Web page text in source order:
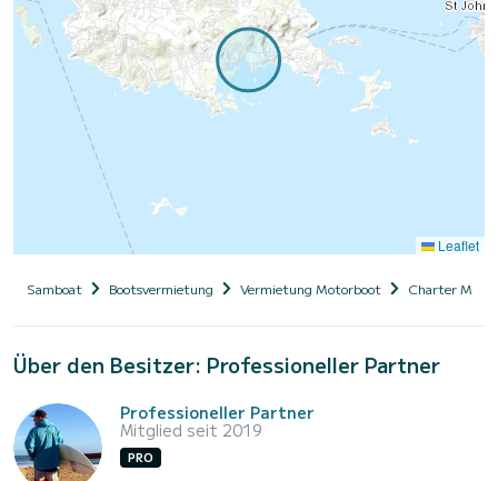
Leaflet
Samboat Bootsvermietung Vermietung Motorboot Charter
Über den Besitzer: Professioneller Partner
Professioneller Partner
Mitglied seit 2019
PRO